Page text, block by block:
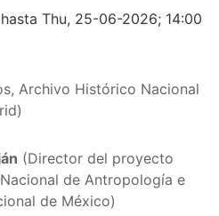
Thu, 25-06-2026; 14:00
Archivo Histórico Nacional
(Director del proyecto
de Antropología e
de México)